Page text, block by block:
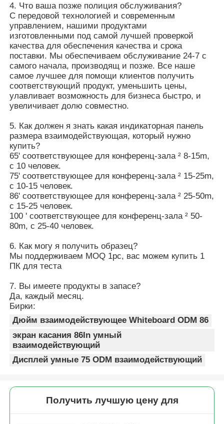
4. Что ваша позже полиция обслуживания?
С передовой технологией и современным
управлением, нашими продуктами
изготовленными под самой лучшей проверкой
качества для обеспечения качества и срока
поставки. Мы обеспечиваем обслуживание 24-7 с
самого начала, производящ и позже. Все наше
самое лучшее для помощи клиентов получить
соответствующий продукт, уменьшить цены,
улавливает возможность для бизнеса быстро, и
увеличивает долю совместно.
5. Как должен я знать какая индикаторная панель
размера взаимодействующая, который нужно
купить?
65' соответствующее для конференц-зала ² 8-15m,
с 10 человек.
75' соответствующее для конференц-зала ² 15-25m,
с 10-15 человек.
86' соответствующее для конференц-зала ² 25-50m,
с 15-25 человек.
100 ' соответствующее для конференц-зала ² 50-
80m, с 25-40 человек.
6. Как могу я получить образец?
Мы поддерживаем MOQ 1pc, вас можем купить 1
ПК для теста
7. Вы имеете продукты в запасе?
Да, каждый месяц.
Бирки:
Дюйм взаимодействующее Whiteboard ODM 86
экран касания 86In умный
взаимодействующий
Дисплей умные 75 ODM взаимодействующий
Получить лучшую цену для